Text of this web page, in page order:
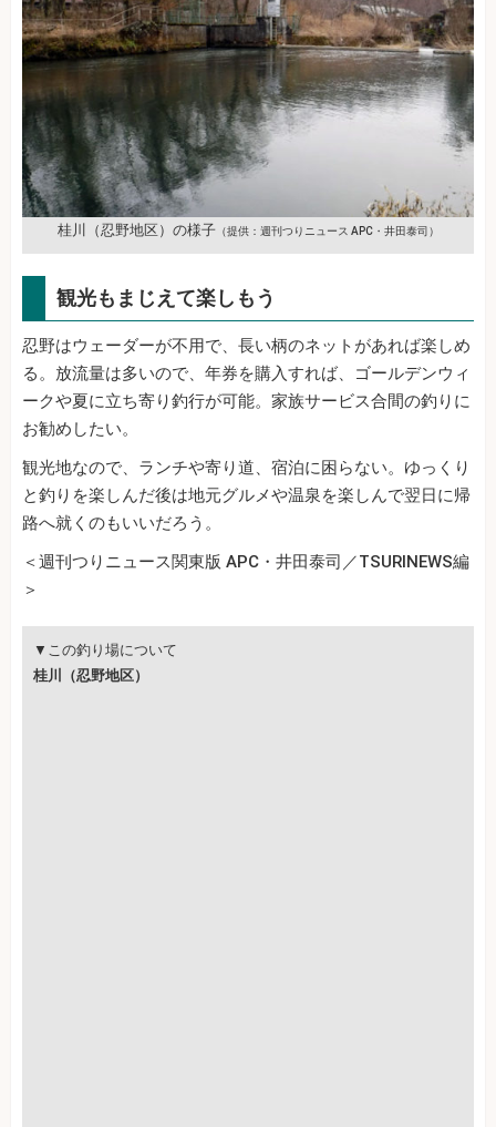
桂川（忍野地区）の様子（提供：週刊つりニュース APC・井田泰司）
観光もまじえて楽しもう
忍野はウェーダーが不用で、長い柄のネットがあれば楽しめ
る。放流量は多いので、年券を購入すれば、ゴールデンウィ
ークや夏に立ち寄り釣行が可能。家族サービス合間の釣りに
お勧めしたい。
観光地なので、ランチや寄り道、宿泊に困らない。ゆっくり
と釣りを楽しんだ後は地元グルメや温泉を楽しんで翌日に帰
路へ就くのもいいだろう。
＜週刊つりニュース関東版 APC・井田泰司／TSURINEWS編
＞
▼この釣り場について
桂川（忍野地区）